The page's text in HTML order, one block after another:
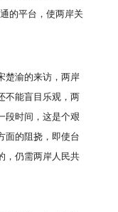
的平台，使两岸关
楚渝的来访，两岸
不能盲目乐观，两
段时间，这是个艰
面的阻挠，即使台
，仍需两岸人民共